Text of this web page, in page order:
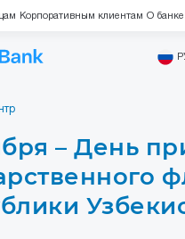
Корпоративным клиентам О банке
– День